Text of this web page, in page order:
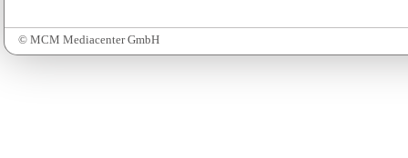
© MCM Mediacenter GmbH